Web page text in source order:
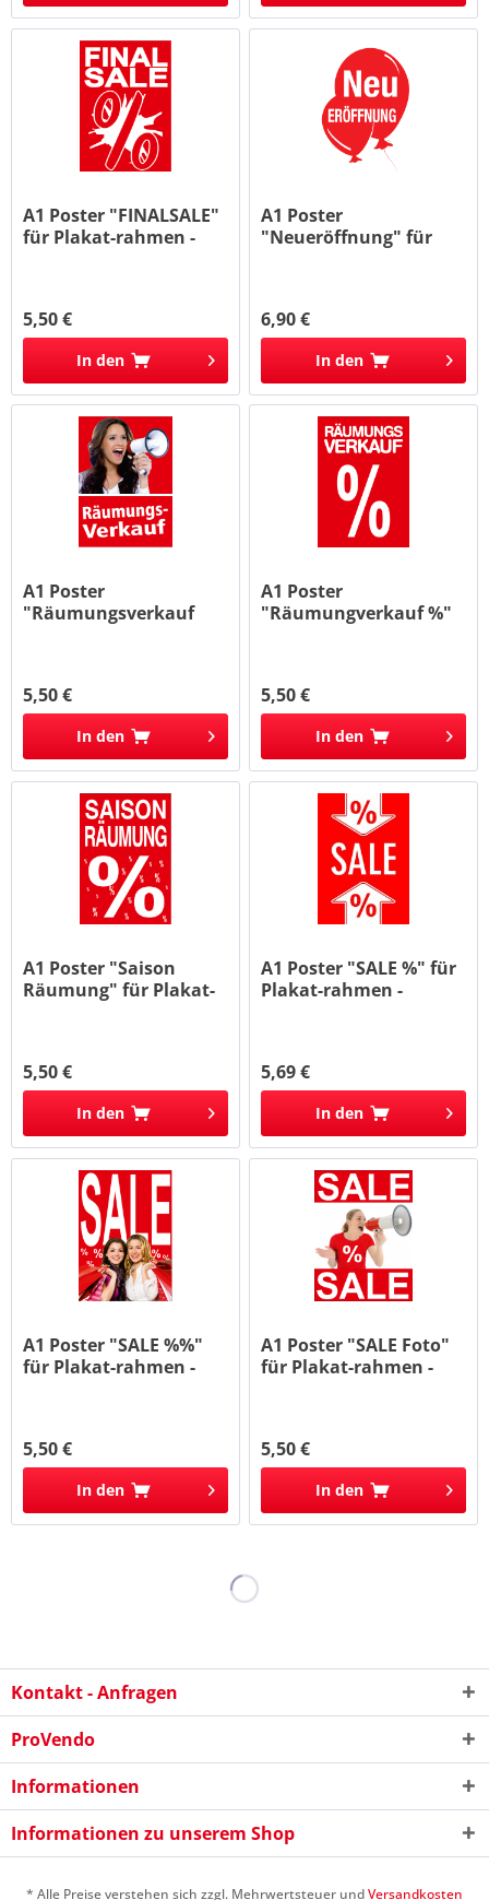
A1 Poster "FINALSALE"
für Plakat-rahmen -
5,50 €
In den
A1 Poster
"Neueröffnung" für
6,90 €
In den
A1 Poster
"Räumungsverkauf
5,50 €
In den
A1 Poster
"Räumungverkauf %"
5,50 €
In den
A1 Poster "Saison
Räumung" für Plakat-
5,50 €
In den
A1 Poster "SALE %" für
Plakat-rahmen -
5,69 €
In den
A1 Poster "SALE %%"
für Plakat-rahmen -
5,50 €
In den
A1 Poster "SALE Foto"
für Plakat-rahmen -
5,50 €
In den
Kontakt - Anfragen
ProVendo
Informationen
Informationen zu unserem Shop
* Alle Preise verstehen sich zzgl. Mehrwertsteuer undVersandkosten